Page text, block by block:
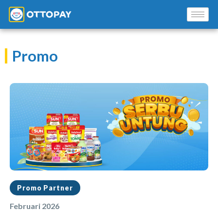
Promo
Promo Partner
Februari 2026
Solusi Kami
Blog
Promo Mitra
Pusat Edukasi Mitra